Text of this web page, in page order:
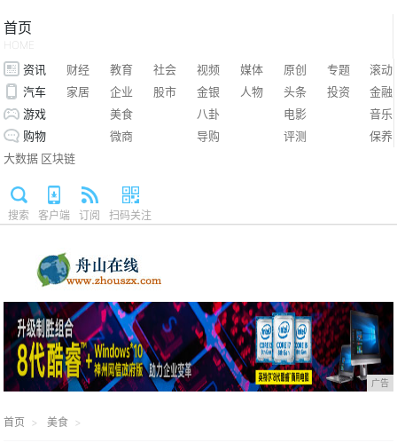
首页
HOME
资讯 财经 教育 社会 视频 媒体 原创 专题
滚动
汽车
家居 企业 股市 金银 人物 头条 投资
金融
游戏
美食 八卦 电影
音乐
购物
微商 导购 评测
保养
大数据 区块链
搜索 客户端 订阅 扫码关注
广告
首页 美食